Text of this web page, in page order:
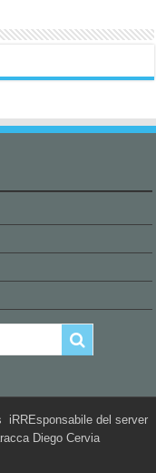
iRREsponsabile del server
Diego Cervia